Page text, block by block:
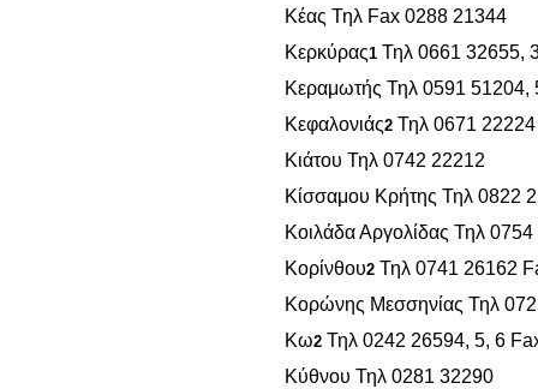
Κέας Τηλ Fax 0288 21344
Κερκύρας1 Τηλ 0661 32655,
Κεραμωτής Τηλ 0591 51204,
Κεφαλονιάς2 Τηλ 0671 22224
Κιάτου Τηλ 0742 22212
Κίσσαμου Κρήτης Τηλ 0822
Κοιλάδα Αργολίδας Τηλ
Κορίνθου2 Τηλ 0741 26162
Κορώνης Μεσσηνίας Τηλ
Κω2 Τηλ 0242 26594, 5, 6
Κύθνου Τηλ 0281 32290